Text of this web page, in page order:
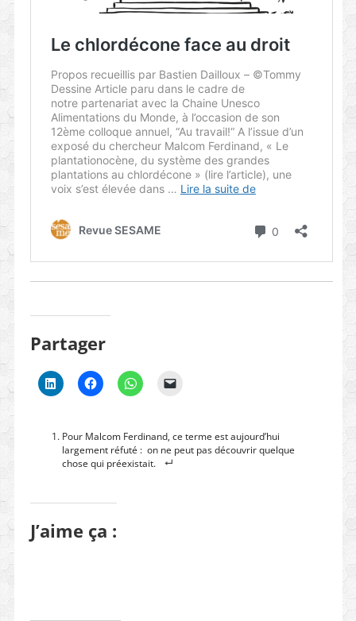
Partager
Pour Malcom Ferdinand, ce terme est aujourd’hui
largement réfuté : on ne peut pas découvrir quelque
chose qui préexistait.
J’aime ça :